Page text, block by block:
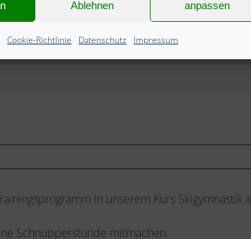
Ablehnen anpassen
Cookie-Richtlinie Datenschutz Impressum
in unserem Kurs Skigymnastik
Schnupperstunde mitmachen.